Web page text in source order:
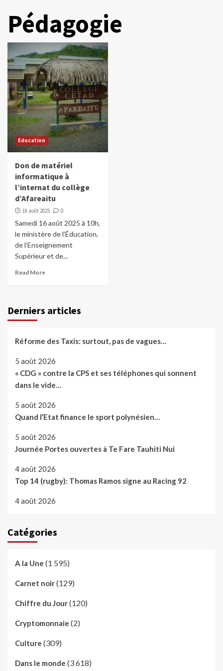
Pédagogie
Education
Don de matériel
informatique à
l’internat du collège
d’Afareaitu
18 août 2025 0
Samedi 16 août 2025 à 10h,
le ministère de l’Éducation,
de l’Enseignement
Supérieur et de...
Read More
Derniers articles
Réforme des Taxis: surtout, pas de vagues…
5 août 2026
« CDG » contre la CPS et ses téléphones qui sonnent
dans le vide…
5 août 2026
Quand l’Etat finance le sport polynésien…
5 août 2026
Journée Portes ouvertes à Te Fare Tauhiti Nui
4 août 2026
Top 14 (rugby): Thomas Ramos signe au Racing 92
4 août 2026
Catégories
A la Une (1 595)
Carnet noir(129)
Chiffre du Jour(120)
Cryptomonnaie (2)
Culture (309)
Dans le monde (3 618)